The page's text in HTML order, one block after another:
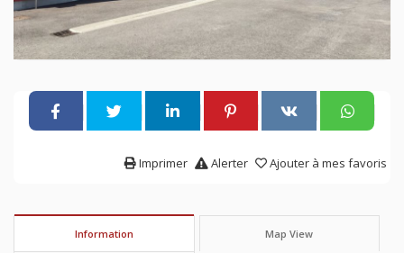
Ajouter à mes favoris
Alerter
Imprimer
Information Map View